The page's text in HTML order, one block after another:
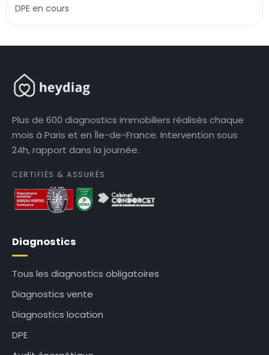
DPE en cours
Plus de 600 diagnostics immobiliers réalisés chaque
mois à Paris et en Île-de-France. Intervention sous
24h, rapport dans la journée.
CERTIFIÉS & ASSURÉS
Diagnostics
Tous les diagnostics obligatoires
Diagnostics vente
Diagnostics location
DPE